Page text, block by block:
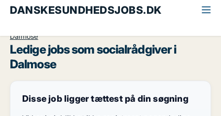
DANSKESUNDHEDSJOBS.DK
Dalmose
Ledige jobs som socialrådgiver i
Dalmose
Disse job ligger tættest på din søgning